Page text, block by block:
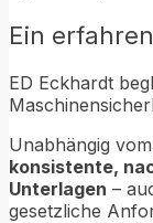
Ein
ED Eckhardt
Unabhängig
konsistente,
Unterlagen –
gesetzliche